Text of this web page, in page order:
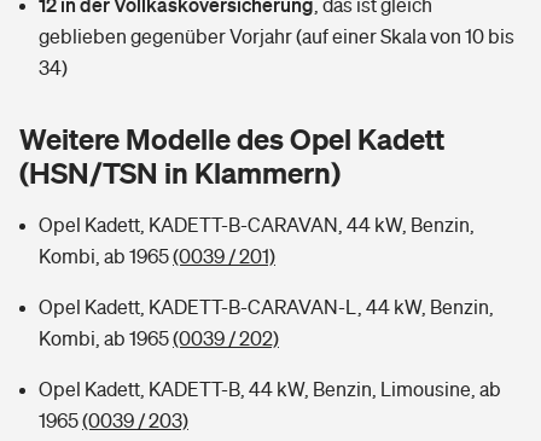
Tools
Wer versichert was: Jetzt Versicherer finden
Sie haben Fragen?
Handyversicherung
Musikinstrumentenversicherung
Zur Übersicht
Tools
Kinderunfall-Check: Mehr Sicherheit für deine Kids
Sie haben Fragen?
Rentenrechner: Wie viel Geld bekomme ich im Alter?
12 in der Vollkaskoversicherung das ist gleich
geblieben gegenüber Vorjahr (auf einer Skala von 10 bis
34)
Weitere Modelle des Opel Kadett
(HSN/TSN in Klammern)
Opel Kadett, KADETT-B-CARAVAN, 44 kW, Benzin,
Kombi, ab 1965(0039 / 201)
Opel Kadett, KADETT-B-CARAVAN-L, 44 kW, Benzin,
Kombi, ab 1965(0039 / 202)
Opel Kadett, KADETT-B, 44 kW, Benzin, Limousine, ab
1965(0039 / 203)